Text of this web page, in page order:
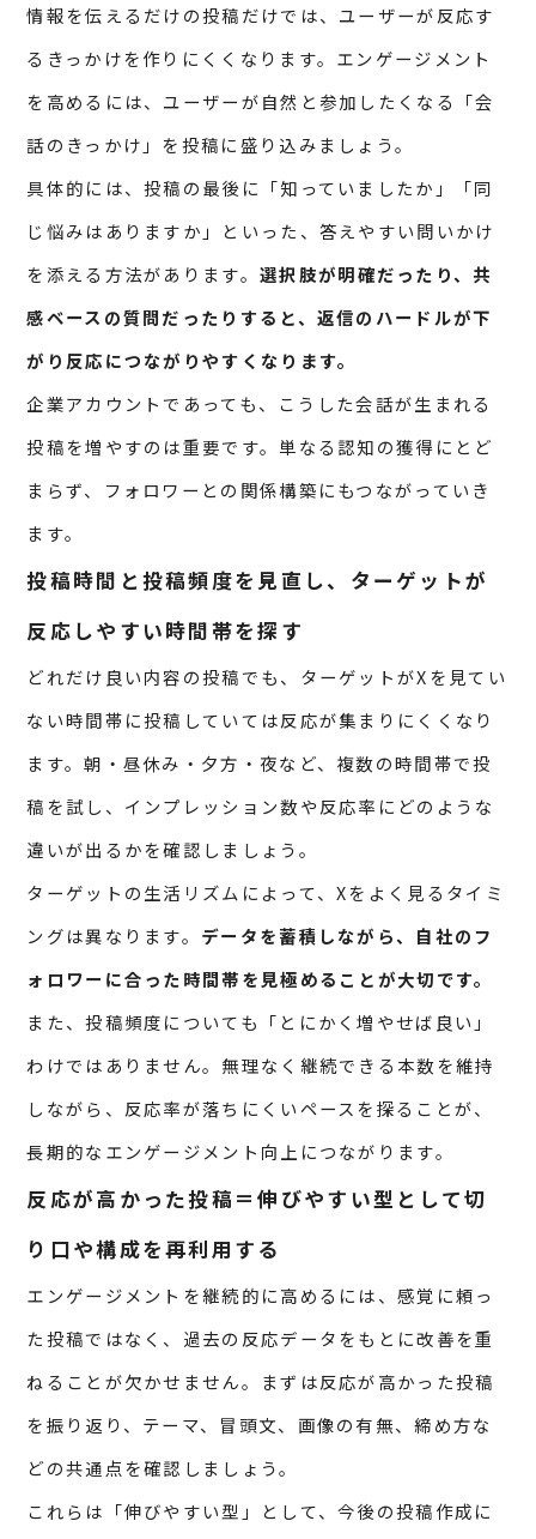
情報を伝えるだけの投稿だけでは、ユーザーが反応す
るきっかけを作りにくくなります。エンゲージメント
を高めるには、ユーザーが自然と参加したくなる「会
話のきっかけ」を投稿に盛り込みましょう。
具体的には、投稿の最後に「知っていましたか」「同
じ悩みはありますか」といった、答えやすい問いかけ
を添える方法があります。 選択肢が明確だったり、共
感ベースの質問だったりすると、返信のハードルが下
がり反応につながりやすくなります。
企業アカウントであっても、こうした会話が生まれる
投稿を増やすのは重要です。単なる認知の獲得にとど
まらず、フォロワーとの関係構築にもつながっていき
ます。
投稿時間と投稿頻度を見直し、ターゲットが
反応しやすい時間帯を探す
どれだけ良い内容の投稿でも、ターゲットがXを見てい
ない時間帯に投稿していては反応が集まりにくくなり
ます。朝・昼休み・夕方・夜など、複数の時間帯で投
稿を試し、インプレッション数や反応率にどのような
違いが出るかを確認しましょう。
ターゲットの生活リズムによって、Xをよく見るタイミ
ングは異なります。 データを蓄積しながら、自社のフ
ォロワーに合った時間帯を見極めることが大切です。
また、投稿頻度についても「とにかく増やせば良い」
わけではありません。無理なく継続できる本数を維持
しながら、反応率が落ちにくいペースを探ることが、
長期的なエンゲージメント向上につながります。
反応が高かった投稿＝伸びやすい型として切
り口や構成を再利用する
エンゲージメントを継続的に高めるには、感覚に頼っ
た投稿ではなく、過去の反応データをもとに改善を重
ねることが欠かせません。まずは反応が高かった投稿
を振り返り、テーマ、冒頭文、画像の有無、締め方な
どの共通点を確認しましょう。
これらは「伸びやすい型」として、今後の投稿作成に